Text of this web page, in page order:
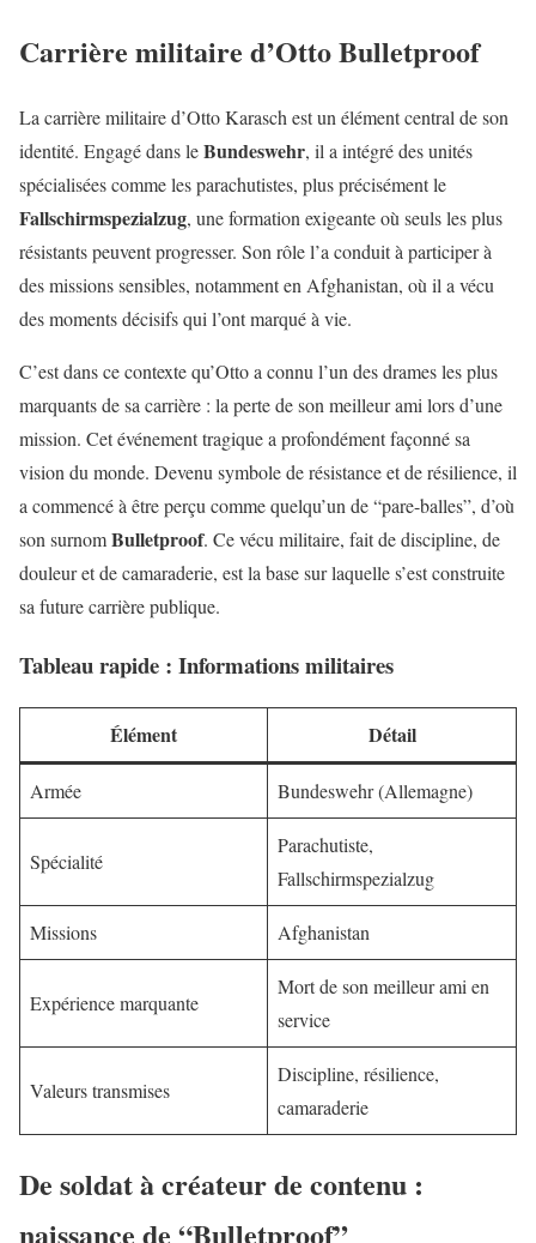
Carrière militaire d’Otto Bulletproof
La carrière militaire d’Otto Karasch est un élément central de son
identité. Engagé dans leBundeswehr, il a intégré des unités
spécialisées comme les parachutistes, plus précisément le
Fallschirmspezialzug, une formation exigeante où seuls les plus
résistants peuvent progresser. Son rôle l’a conduit à participer à
des missions sensibles, notamment en Afghanistan, où il a vécu
des moments décisifs qui l’ont marqué à vie.
C’est dans ce contexte qu’Otto a connu l’un des drames les plus
marquants de sa carrière : la perte de son meilleur ami lors d’une
mission. Cet événement tragique a profondément façonné sa
vision du monde. Devenu symbole de résistance et de résilience, il
a commencé à être perçu comme quelqu’un de “pare-balles”, d’où
son surnomBulletproof. Ce vécu militaire, fait de discipline, de
douleur et de camaraderie, est la base sur laquelle s’est construite
sa future carrière publique.
Tableau rapide : Informations militaires
Élément Détail
Armée Bundeswehr (Allemagne)
Spécialité
Parachutiste,
Fallschirmspezialzug
Missions Afghanistan
Expérience marquante
Mort de son meilleur ami en
service
Valeurs transmises
Discipline, résilience,
camaraderie
De soldat à créateur de contenu :
naissance de “Bulletproof”